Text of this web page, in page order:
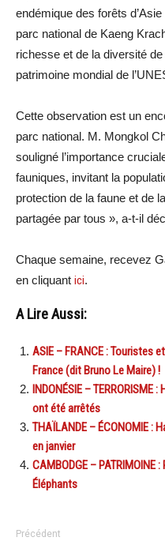
endémique des forêts
parc national de Kaeng
richesse et de la diversité
patrimoine mondial de
Cette observation est un
parc national. M. Mongkol
souligné l’importance
fauniques, invitant la
protection de la faune et de
partagée par tous », a-t-il
Chaque semaine, recevez
en cliquant ici.
A Lire Aussi:
ASIE – FRANCE : Touristes
France (dit Bruno Le Maire) !
INDONÉSIE –
ont été arrêtés
THAÏLANDE – ÉCONOMIE
en janvier
CAMBODGE –
Éléphants
Précédent